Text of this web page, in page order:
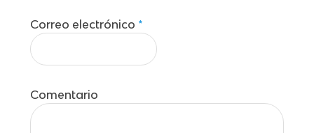
Correo electrónico *
Comentario